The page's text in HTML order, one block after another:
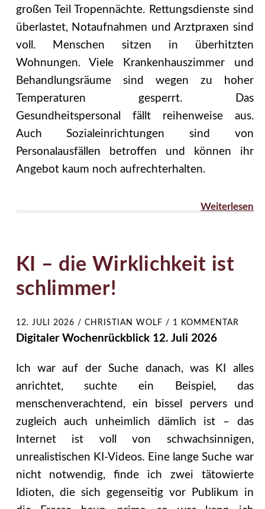
großen Teil Tropennächte. Rettungsdienste sind
überlastet, Notaufnahmen und Arztpraxen sind
voll. Menschen sitzen in überhitzten
Wohnungen. Viele Krankenhauszimmer und
Behandlungsräume sind wegen zu hoher
Temperaturen gesperrt. Das
Gesundheitspersonal fällt reihenweise aus.
Auch Sozialeinrichtungen sind von
Personalausfällen betroffen und können ihr
Angebot kaum noch aufrechterhalten.
Weiterlesen
KI – die Wirklichkeit ist
schlimmer!
12. JULI 2026 / CHRISTIAN WOLF / 1 KOMMENTAR
Digitaler Wochenrückblick 12. Juli 2026
Ich war auf der Suche danach, was KI alles
anrichtet, suchte ein Beispiel, das
menschenverachtend, ein bissel pervers und
zugleich auch unheimlich dämlich ist – das
Internet ist voll von schwachsinnigen,
unrealistischen KI-Videos. Eine lange Suche war
nicht notwendig, finde ich zwei tätowierte
Idioten, die sich gegenseitig vor Publikum in